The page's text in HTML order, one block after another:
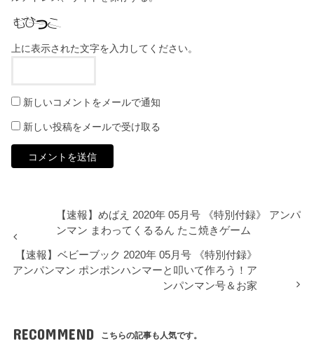
上に表示された文字を入力してください。
新しいコメントをメールで通知
新しい投稿をメールで受け取る
【速報】めばえ 2020年 05月号 《特別付録》 アンパ
ンマン まわってくるるん たこ焼きゲーム
【速報】ベビーブック 2020年 05月号 《特別付録》
アンパンマン ポンポンハンマーと叩いて作ろう！ア
ンパンマン号＆お家
RECOMMEND こちらの記事も人気です。